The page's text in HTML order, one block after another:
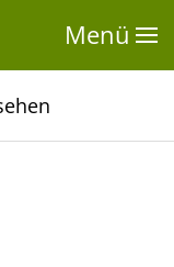
Menü